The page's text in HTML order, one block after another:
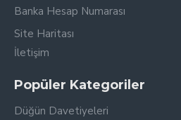
Banka Hesap Numarası
Site Haritası
İletişim
Popüler Kategoriler
Düğün Davetiyeleri